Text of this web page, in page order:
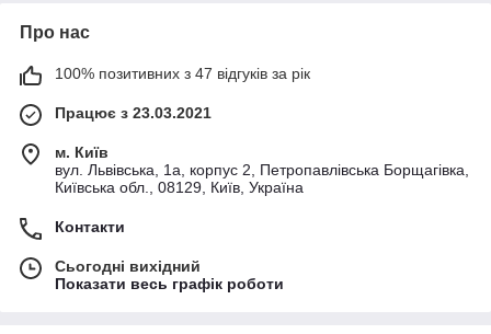
Про нас
100% позитивних з 47 відгуків за рік
Працює з 23.03.2021
м. Київ
вул. Львівська, 1а, корпус 2, Петропавлівська Борщагівка,
Київська обл., 08129, Київ, Україна
Контакти
Сьогодні вихідний
Показати весь графік роботи